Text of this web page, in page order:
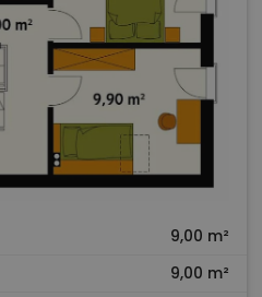
9,00 m²
9,00 m²